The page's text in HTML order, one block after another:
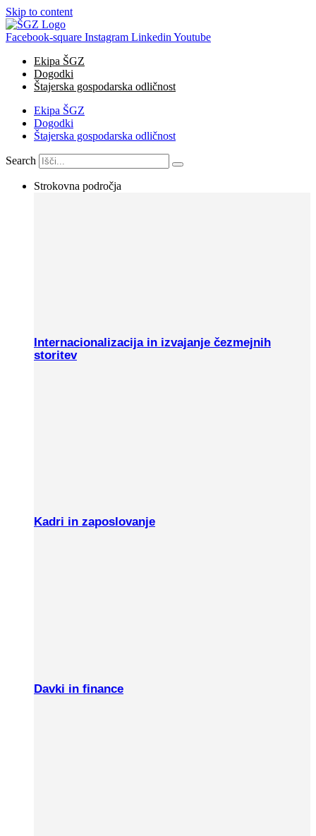
Skip to content
Facebook-square Instagram Linkedin Youtube
Ekipa ŠGZ
Dogodki
Štajerska gospodarska odličnost
Ekipa ŠGZ
Dogodki
Štajerska gospodarska odličnost
Search
Strokovna področja
Internacionalizacija in izvajanje čezmejnih
storitev
Kadri in zaposlovanje
Davki in finance